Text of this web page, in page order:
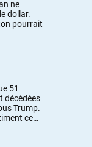
ne
dollar.
pourrait
51
décédées
Trump.
ce